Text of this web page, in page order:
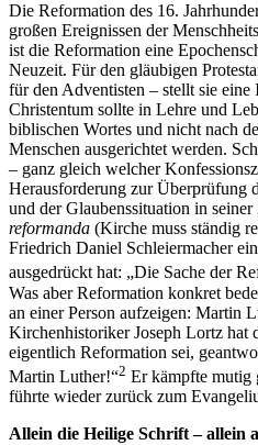
Die Reformation des 16.
großen Ereignissen der
ist die Reformation eine
Neuzeit. Für den gläubigen
für den Adventisten – stellt sie eine
Christentum sollte in Lehre und
biblischen Wortes und nicht nach
Menschen ausgerichtet werden.
– ganz gleich welcher
Herausforderung zur Überprüfung
und der Glaubenssituation in seiner
reformanda (Kirche muss ständig
Friedrich Daniel Schleiermacher
ausgedrückt hat: „Die Sache der
Was aber Reformation konkret
an einer Person aufzeigen: Martin
Kirchenhistoriker Joseph Lortz hat
eigentlich Reformation sei,
Martin Luther!“2 Er kämpfte mutig
führte wieder zurück zum
Allein die Heilige Schrift – allein